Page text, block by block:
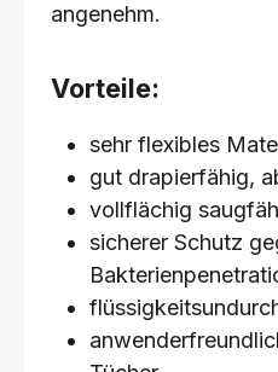
angenehm.
Vorteile:
sehr flexibles
gut drapierfähig,
vollflächig
sicherer Schutz